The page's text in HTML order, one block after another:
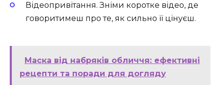
Відеопривітання. Зніми коротке відео, де
говоритимеш про те, як сильно її цінуєш.
Маска від набряків обличчя: ефективні
рецепти та поради для догляду